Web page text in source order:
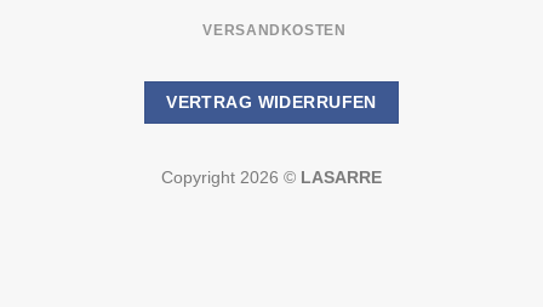
VERSANDKOSTEN
VERTRAG WIDERRUFEN
Copyright 2026 © LASARRE